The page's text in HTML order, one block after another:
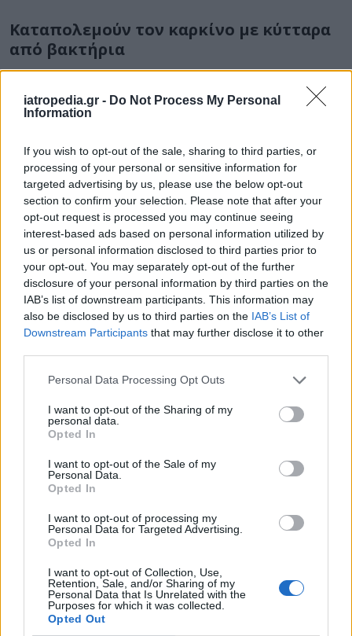
iatropedia.gr - Do Not Process My Personal
Information
If you wish to opt-out of the sale, sharing to third parties, or
processing of your personal or sensitive information for
targeted advertising by us, please use the below opt-out
section to confirm your selection. Please note that after your
opt-out request is processed you may continue seeing
interest-based ads based on personal information utilized by
us or personal information disclosed to third parties prior to
your opt-out. You may separately opt-out of the further
disclosure of your personal information by third parties on the
IAB’s list of downstream participants. This information may
also be disclosed by us to third parties on the IAB’s List of
Downstream Participants that may further disclose it to other
Personal Data Processing Opt Outs
I want to opt-out of the Sharing of my
personal data.
Opted In
I want to opt-out of the Sale of my
Personal Data.
Opted In
I want to opt-out of processing my
Personal Data for Targeted Advertising.
Opted In
I want to opt-out of Collection, Use,
Retention, Sale, and/or Sharing of my
Personal Data that Is Unrelated with the
Purposes for which it was collected.
Opted Out
Καταπολεμούν τον καρκίνο με κύτταρα
από βακτήρια
προσπαθούν να βρουν τη λύση, το φάρμακο που
θα νικήσει τον καρκίνο. Δοκιμάζουν...
02 Αυγούστου 2012 00:00
Γονίδιο σκοτώνει “εκ των έσω” τα
καρκινικά κύτταρα
ανακαλύφθηκε, όταν εκφράζεται στα καρκινικά
κύτταρα, σταματά μόνιμα τον πολλαπλασιασμό
τους και τα απενεργοποιεί....
11 Μαΐου 2012 08:00
Οι παρενέργειες της χημειοθεραπείας